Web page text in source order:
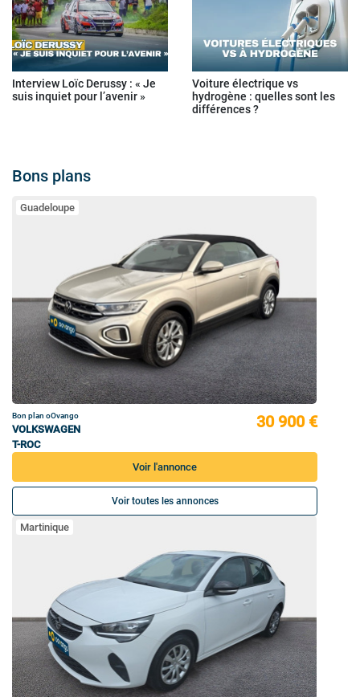
Interview Loïc Derussy : « Je
suis inquiet pour l’avenir »
Voiture électrique vs
hydrogène : quelles sont les
différences ?
Bons plans
Guadeloupe
Bon plan oOvango
VOLKSWAGEN
T-ROC
30 900 €
Voir l'annonce
Voir toutes les annonces
Martinique